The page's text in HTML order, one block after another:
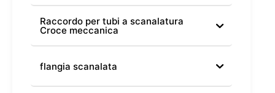
Raccordo per tubi a scanalatura
Croce meccanica
flangia scanalata